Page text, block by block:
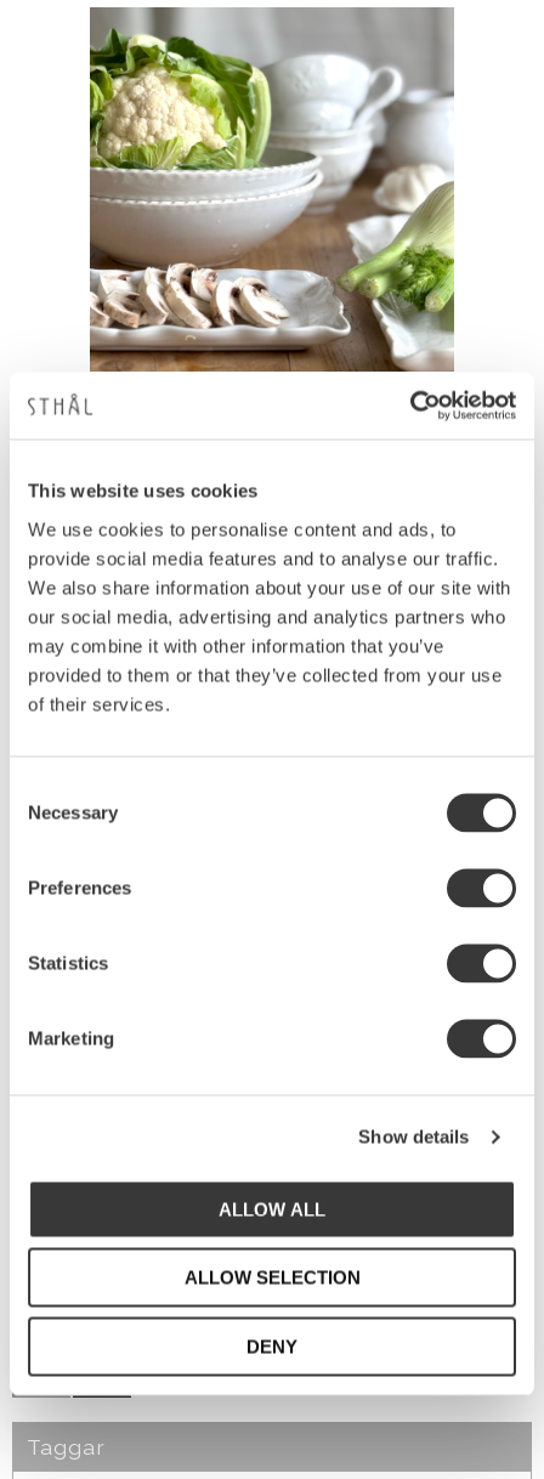
This website uses cookies
We use cookies to personalise content and ads, to
provide social media features and to analyse our traffic.
We also share information about your use of our site with
our social media, advertising and analytics partners who
may combine it with other information that you’ve
provided to them or that they’ve collected from your use
of their services.
Selection
Necessary
Preferences
Statistics
Marketing
Show details
ALLOW ALL
ALLOW SELECTION
DENY
Taggar
funkar bra tillsammans med bit kött. Vi brukar
börja med bönkrämen – det vill säga kör en
burk cannellinibönor i mixern med en
vitlöksklyfta.
länge i värme. Ugnsbakade tomater på rostat
eller stekt bröd med pesto och basilikablad är
1–4av7